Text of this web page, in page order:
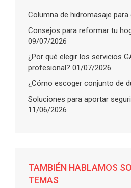
Columna de hidromasaje para
Consejos para reformar tu
09/07/2026
¿Por qué elegir los servicios
profesional? 01/07/2026
¿Cómo escoger conjunto de
Soluciones para aportar
11/06/2026
TAMBIÉN HABLAMOS
TEMAS